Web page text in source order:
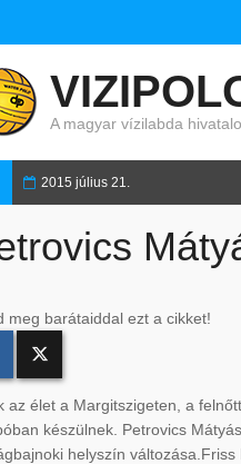
A magyar vízilabda
2015 július 21.
meg barátaiddal ezt a cikket!
az élet a Margitszigeten, a
készülnek. Petrovics
helyszín változása. Friss